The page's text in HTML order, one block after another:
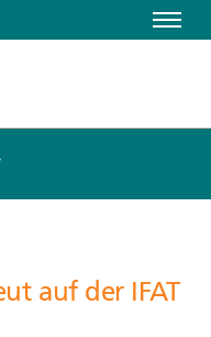
Menu
auf der IFAT